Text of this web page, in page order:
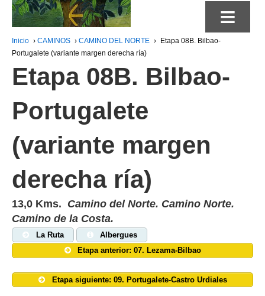
≡
Inicio › CAMINOS › CAMINO DEL NORTE ›
Etapa 08B. Bilbao-
Portugalete (variante margen derecha ría)
Etapa 08B. Bilbao-
Portugalete
(variante margen
derecha ría)
13,0 Kms. Camino del Norte. Camino Norte.
Camino de la Costa.
La Ruta
Albergues
Etapa anterior: 07. Lezama-Bilbao
Etapa siguiente: 09. Portugalete-Castro Urdiales